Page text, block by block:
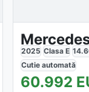
2025 Clasa E
Cutieautomată
60.992